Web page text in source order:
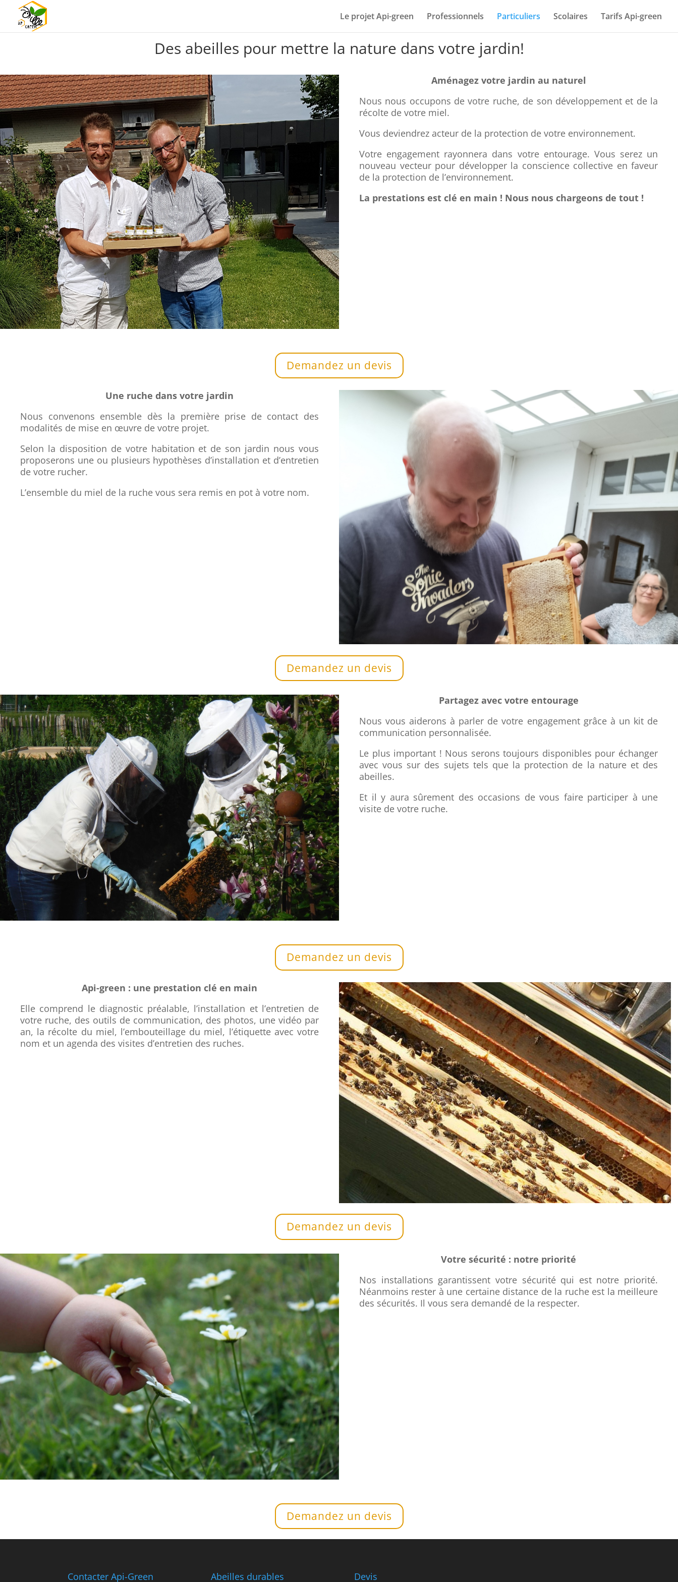
Le projet Api-green Professionnels Particuliers Scolaires Tarifs Api-green
Des abeilles pour mettre la nature dans votre jardin!
Aménagez votre jardin au naturel
Nous nous occupons de votre ruche, de son développement et de la
récolte de votre miel.
Vous deviendrez acteur de la protection de votre environnement.
Votre engagement rayonnera dans votre entourage. Vous serez un
nouveau vecteur pour développer la conscience collective en faveur
de la protection de l’environnement.
La prestations est clé en main ! Nous nous chargeons de tout !
Demandez un devis
Une ruche dans votre jardin
Nous convenons ensemble dès la première prise de contact des
modalités de mise en œuvre de votre projet.
Selon la disposition de votre habitation et de son jardin nous vous
proposerons une ou plusieurs hypothèses d’installation et d’entretien
de votre rucher.
L’ensemble du miel de la ruche vous sera remis en pot à votre nom.
Demandez un devis
Partagez avec votre entourage
Nous vous aiderons à parler de votre engagement grâce à un kit de
communication personnalisée.
Le plus important ! Nous serons toujours disponibles pour échanger
avec vous sur des sujets tels que la protection de la nature et des
abeilles.
Et il y aura sûrement des occasions de vous faire participer à une
visite de votre ruche.
Demandez un devis
Api-green : une prestation clé en main
Elle comprend le diagnostic préalable, l’installation et l’entretien de
votre ruche, des outils de communication, des photos, une vidéo par
an, la récolte du miel, l’embouteillage du miel, l’étiquette avec votre
nom et un agenda des visites d’entretien des ruches.
Demandez un devis
Votre sécurité : notre priorité
Nos installations garantissent votre sécurité qui est notre priorité.
Néanmoins rester à une certaine distance de la ruche est la meilleure
des sécurités. Il vous sera demandé de la respecter.
Demandez un devis
Contacter Api-Green Abeilles durables Devis